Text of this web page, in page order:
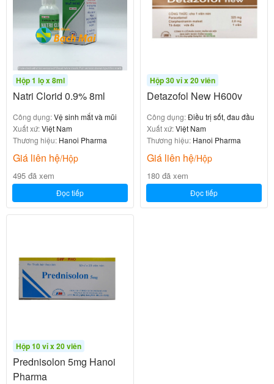
Hộp 1 lọ x 8ml
Natri Clorid 0.9% 8ml
Công dụng:Vệ sinh mắt và mũi
Xuất xứ:Việt Nam
Thương hiệu: Hanoi Pharma
Giá liên hệ/Hộp
495 đã xem
Đọc tiếp
Hộp 30 vỉ x 20 viên
Detazofol New H600v
Công dụng:Điều trị sốt, đau đầu
Xuất xứ:Việt Nam
Thương hiệu: Hanoi Pharma
Giá liên hệ/Hộp
180 đã xem
Đọc tiếp
Hộp 10 vỉ x 20 viên
Prednisolon 5mg Hanoi
Pharma